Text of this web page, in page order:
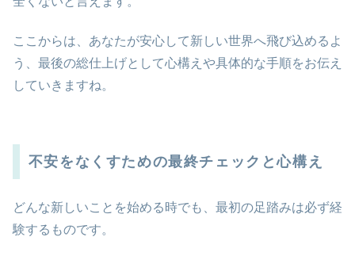
ここからは、あなたが安心して新しい世界へ飛び込めるよ
う、最後の総仕上げとして心構えや具体的な手順をお伝え
していきますね。
不安をなくすための最終チェックと心構え
どんな新しいことを始める時でも、最初の足踏みは必ず経
験するものです。